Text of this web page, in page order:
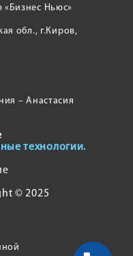
«Бизнес Ньюс»
обл., г.Киров,
– Анастасия
технологии.
© 2025